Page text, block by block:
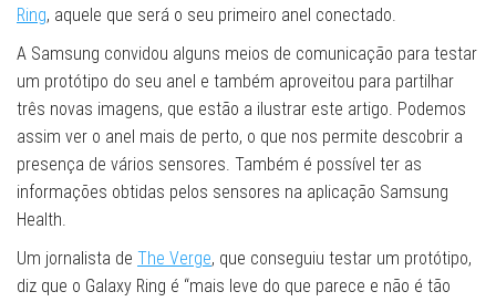
Ring, aquele que será o seu primeiro anel conectado.
A Samsung convidou alguns meios de comunicação para testar
um protótipo do seu anel e também aproveitou para partilhar
três novas imagens, que estão a ilustrar este artigo. Podemos
assim ver o anel mais de perto, o que nos permite descobrir a
presença de vários sensores. Também é possível ter as
informações obtidas pelos sensores na aplicação Samsung
Health.
Um jornalista de The Verge, que conseguiu testar um protótipo,
diz que o Galaxy Ring é “mais leve do que parece e não é tão